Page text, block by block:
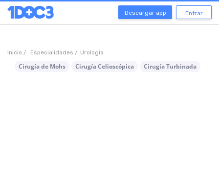
Descargar app Entrar
Inicio / Especialidades / Urología
Cirugía de Mohs Cirugía Celioscópica Cirugía Turbinada